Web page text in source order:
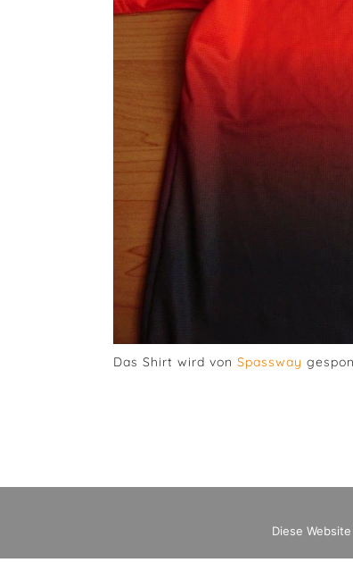
Das Shirt wird von Spassway
Diese